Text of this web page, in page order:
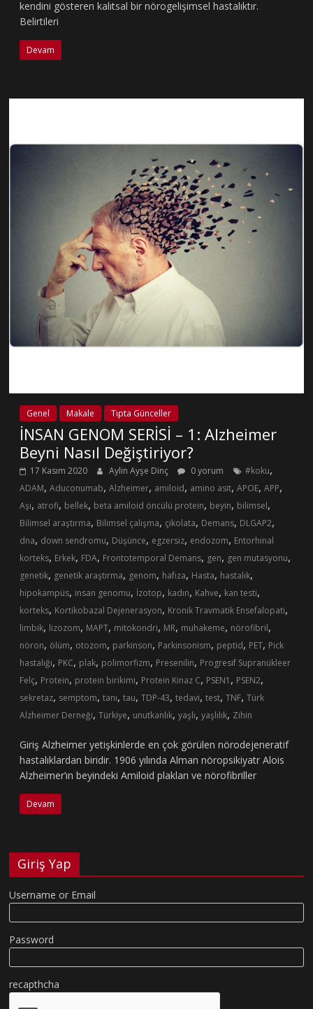
kendini gösteren kalıtsal bir nörogelişimsel hastalıktır.
Belirtileri
Devam
Genel Makale Tıpta Günceller
İNSAN GENOM SERİSİ – 1: Alzheimer
Beyni Nasıl Değiştiriyor?
17 Kasım 2020 Aylin Ayşe Dinç 0 yorum #koku,
ADAM,Aduconumab,Alzheimer, amiloid, amino asit,APOE,APP,
Aşı, atrofi, bellek, beta amiloid öncülü protein, beyin, bilimsel,
Bilimsel araştırma, Bilimsel çalışma, çikolata, Demans, DLGAP2,
dna, down sendromu, Düşünce, egzersiz, endozom, Entorhinal
korteks, Erkek, FDA, Frontotemporal Demans, gen, gen mutasyonu,
genetik, genetik araştırma, genom, hafıza, Hasta, hastalık,
hipokampüs, insan genomu, İzotop, kadın, Kahve, kan testi,
korteks, Kortikobazal Dejenerasyon, Kronik Travmatik Ensefalopati,
limbik, lizozom, MAPT, mitokondri, MR, muhakeme, nörofibril,
nöron, ölüm, otozom, parkinson, Parkinsonism, peptid, PET, Pick
hastalığı, PKC, plak, polimorfizm, Presenilin, Progresif Supranükleer
Felç, Protein, protein birikimi, Protein Kinaz C, PSEN1 , PSEN2,
sekretaz, semptom,tanı,tau,TDP-43,tedavi,test,TNF,Türk
Alzheimer Derneği,Türkiye, unutkanlık,yaşlı,yaşlılık, Zihin
Giriş Alzheimer yetişkinlerde en çok görülen nörodejeneratif
hastalıklardan biridir. 1906 yılında Alman nöropsikiyatr Alois
Alzheimer’ın beyindeki Amiloid plakları ve nörofibriller
Devam
Giriş Yap
Username or Email
Password
recapthcha